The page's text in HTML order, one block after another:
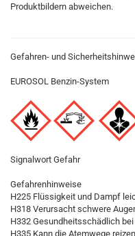
Produktbildern abweichen.
Gefahren- und
EUROSOL Benzin-System
Signalwort Gefahr
Gefahrenhinweise
H225 Flüssigkeit und Dampf
H318 Verursacht schwere
H332 Gesundheitsschädlich
H335 Kann die Atemwege